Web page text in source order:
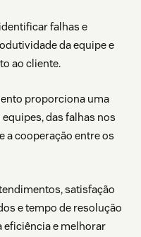
falhas e
da equipe e
ao cliente.
proporciona uma
das falhas nos
a cooperação entre os
satisfação
e tempo de resolução
eficiência e melhorar